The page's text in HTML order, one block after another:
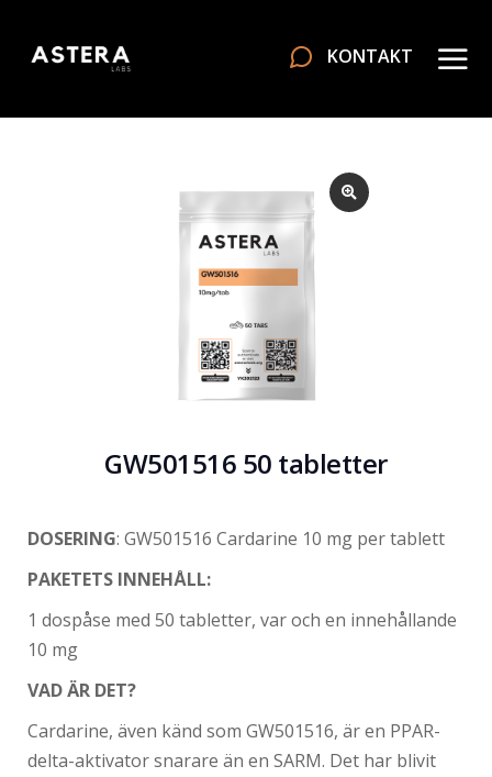
KONTAKT
GW501516 50 tabletter
DOSERING: GW501516 Cardarine 10 mg per tablett
PAKETETS INNEHÅLL:
1 dospåse med 50 tabletter, var och en innehållande
10 mg
VAD ÄR DET?
Cardarine, även känd som GW501516, är en PPAR-
delta-aktivator snarare än en SARM. Det har blivit